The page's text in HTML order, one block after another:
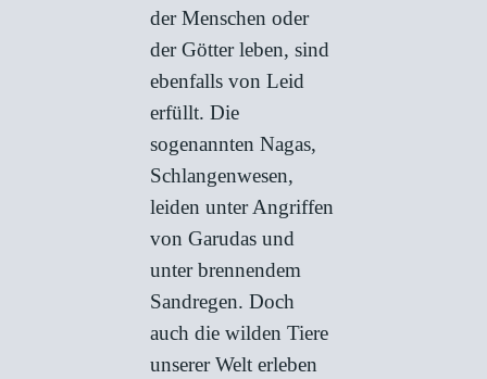
der Menschen oder
der Götter leben, sind
ebenfalls von Leid
erfüllt. Die
sogenannten Nagas,
Schlangenwesen,
leiden unter Angriffen
von Garudas und
unter brennendem
Sandregen. Doch
auch die wilden Tiere
unserer Welt erleben